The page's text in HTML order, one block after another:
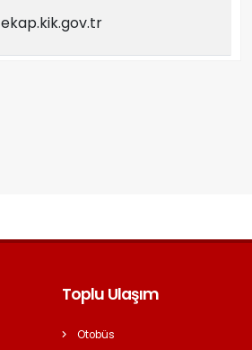
ekap.kik.gov.tr
Toplu Ulaşım
Otobüs